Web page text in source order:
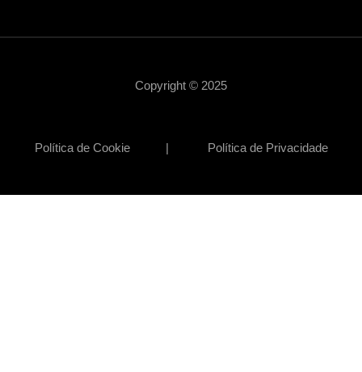
Copyright © 2025
Política de Cookie | Política de Privacidade